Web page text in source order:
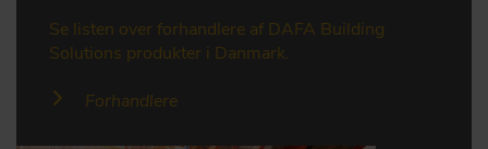
Se listen over forhandlere af DAFA Building
Solutions produkter i Danmark.
Forhandlere